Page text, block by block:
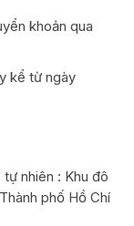
khoản qua
kể từ ngày
nhiên : Khu đô
phố Hồ Chí